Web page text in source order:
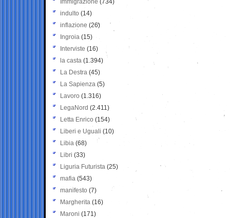
Immigrazione (734)
indulto (14)
inflazione (26)
Ingroia (15)
Interviste (16)
la casta (1.394)
La Destra (45)
La Sapienza (5)
Lavoro (1.316)
LegaNord (2.411)
Letta Enrico (154)
Liberi e Uguali (10)
Libia (68)
Libri (33)
Liguria Futurista (25)
mafia (543)
manifesto (7)
Margherita (16)
Maroni (171)